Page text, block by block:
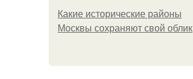
Какие исторические районы
Москвы сохраняют свой облик